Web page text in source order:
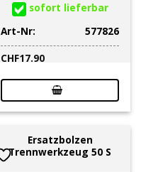
sofort lieferbar
Art-Nr:
577826
CHF17.90
Ersatzbolzen
Trennwerkzeug 50 S